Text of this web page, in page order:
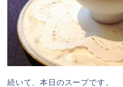
続いて、本日のスープです。